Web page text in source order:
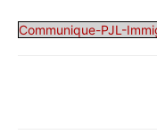
Communique-PJL-